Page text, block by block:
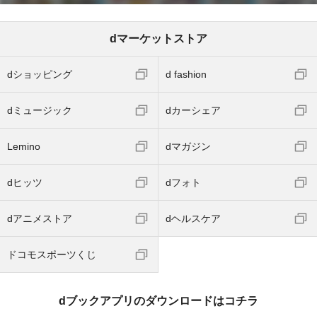
dマーケットストア
dショッピング d fashion
dミュージック dカーシェア
Lemino dマガジン
dヒッツ dフォト
dアニメストア dヘルスケア
ドコモスポーツくじ
dブックアプリのダウンロードはコチラ